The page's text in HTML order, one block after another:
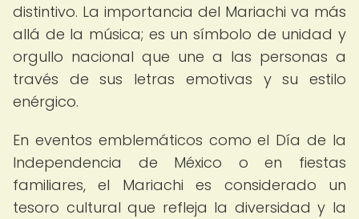
distintivo. La importancia del Mariachi va más
allá de la música; es un símbolo de unidad y
orgullo nacional que une a las personas a
través de sus letras emotivas y su estilo
enérgico.
En eventos emblemáticos como el Día de la
Independencia de México o en fiestas
familiares, el Mariachi es considerado un
tesoro cultural que refleja la diversidad y la